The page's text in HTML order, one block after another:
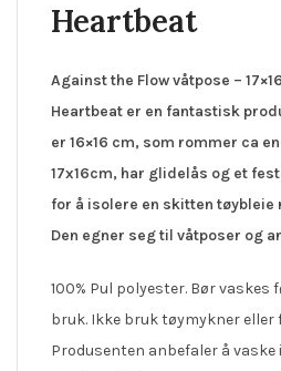
Heartbeat
Against the Flow våtpose –
Heartbeat er en fantastisk
er 16×16 cm, som rommer ca
17x16cm, har glidelås og et
for å isolere en skitten tøybleie
Den egner seg til våtposer og
100% Pul polyester. Bør vaskes
bruk. Ikke bruk tøymykner eller
Produsenten anbefaler å vaske